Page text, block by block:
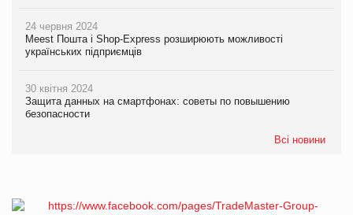
24 червня 2024
Meest Пошта і Shop-Express розширюють можливості
українських підприємців
30 квітня 2024
Защита данных на смартфонах: советы по повышению
безопасности
Всі новини